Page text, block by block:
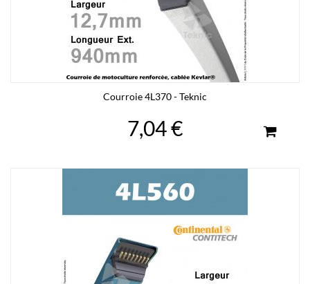
Courroie 4L370 - Teknic
7,04 €